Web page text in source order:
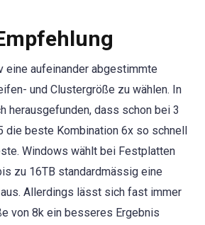
eine aufeinander abgestimmte
und Clustergröße zu wählen. In
herausgefunden, dass schon bei 3
die beste Kombination 6x so schnell
Windows wählt bei Festplatten
zu 16TB standardmässig eine
Allerdings lässt sich fast immer
von 8k ein besseres Ergebnis